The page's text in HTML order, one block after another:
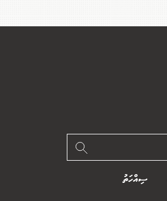
ސިއްހަތު